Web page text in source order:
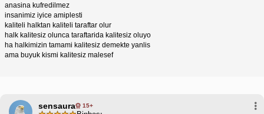
anasina kufredilmez
insanimiz iyice amiplesti
kaliteli halktan kaliteli taraftar olur
halk kalitesiz olunca taraftarida kalitesiz oluyo
ha halkimizin tamami kalitesiz demekte yanlis
ama buyuk kismi kalitesiz malesef
sensaura 15+